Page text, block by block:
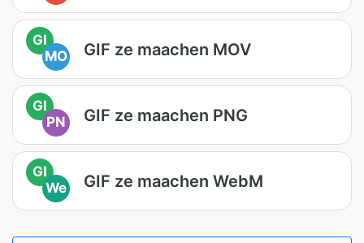
GI
MO
GIF ze maachen MOV
GI
PN
GIF ze maachen PNG
GI
We
GIF ze maachen WebM